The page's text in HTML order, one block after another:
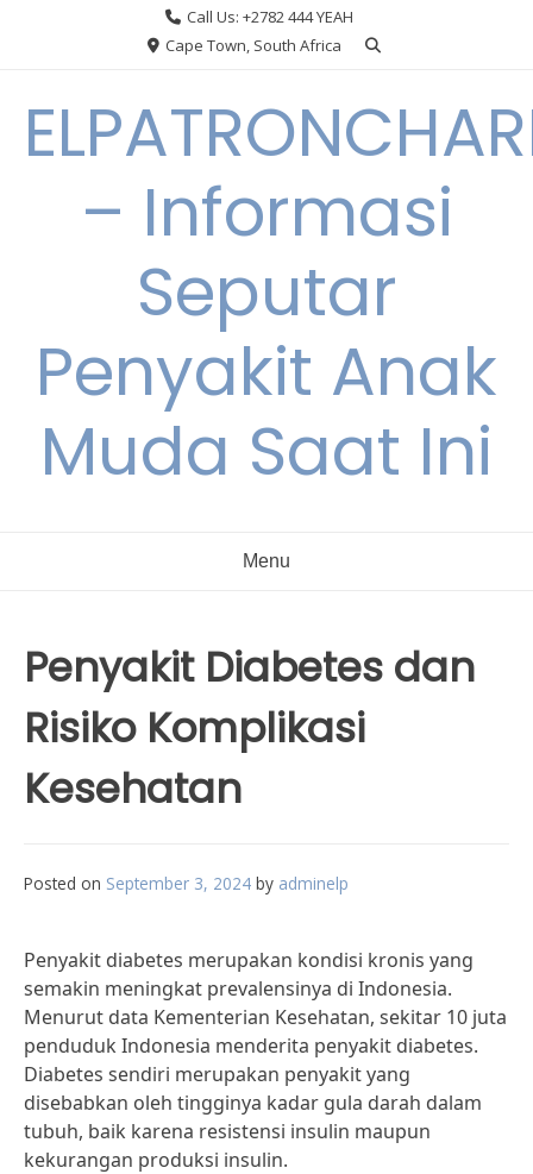
Call Us: +2782 444 YEAH
Cape Town, South Africa
– Informasi
Seputar
Penyakit Anak
Muda Saat Ini
Menu
Penyakit Diabetes dan
Risiko Komplikasi
Kesehatan
Posted on September 3, 2024 by adminelp
Penyakit diabetes merupakan kondisi kronis yang
semakin meningkat prevalensinya di Indonesia.
Menurut data Kementerian Kesehatan, sekitar 10 juta
penduduk Indonesia menderita penyakit diabetes.
Diabetes sendiri merupakan penyakit yang
disebabkan oleh tingginya kadar gula darah dalam
tubuh, baik karena resistensi insulin maupun
kekurangan produksi insulin.